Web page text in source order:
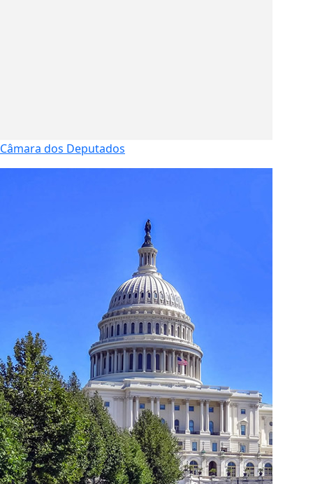
Câmara dos Deputados